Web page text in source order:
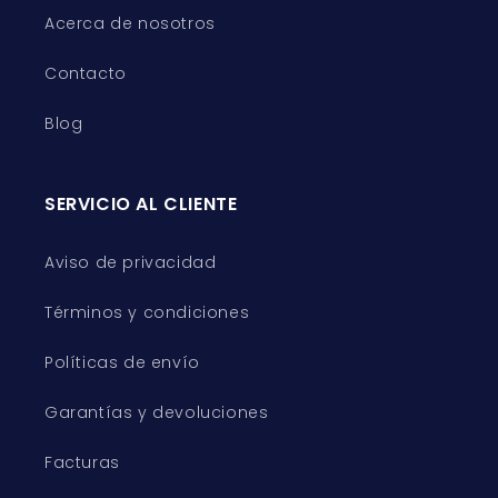
Acerca de nosotros
Contacto
Blog
SERVICIO AL CLIENTE
Aviso de privacidad
Términos y condiciones
Políticas de envío
Garantías y devoluciones
Facturas